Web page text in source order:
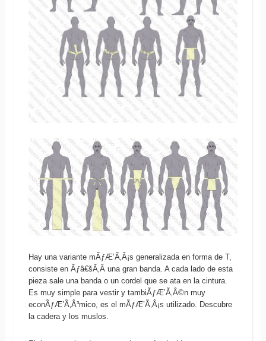
Hay una variante mÃƒÆ’Ã‚Â¡s generalizada en forma de T,
consiste en Ãƒâ€šÃ‚Â una gran banda. A cada lado de esta
pieza sale una banda o un cordel que se ata en la cintura.
Es muy simple para vestir y tambiÃƒÆ’Ã‚Â©n muy
econÃƒÆ’Ã‚Â³mico, es el mÃƒÆ’Ã‚Â¡s utilizado. Descubre
la cadera y los muslos.